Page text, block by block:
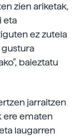
zien ariketak,
eta
ez zutela
gustura
baieztatu
jarraitzen
ere ematen
laugarren